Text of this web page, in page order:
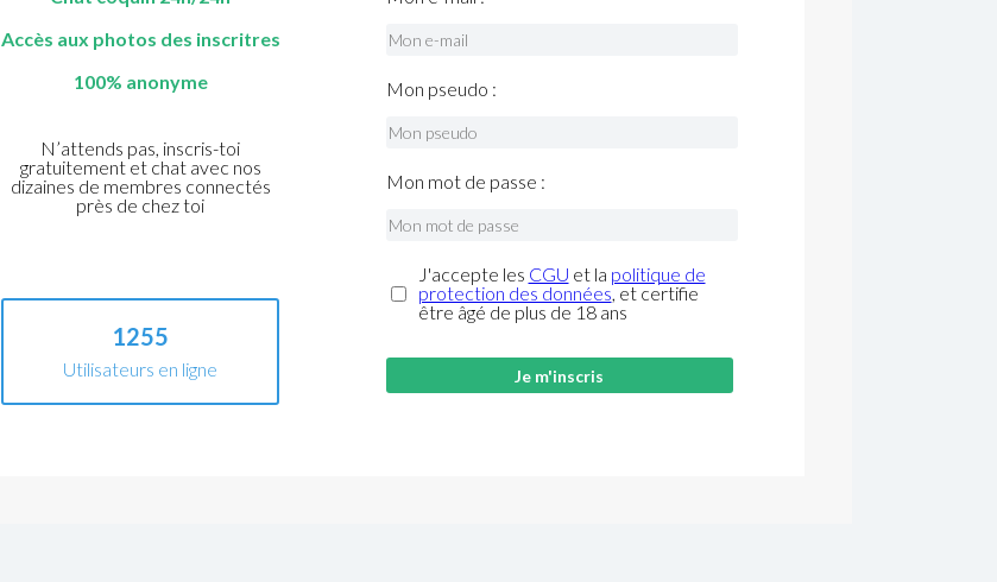
Accès aux photos des inscritres
100% anonyme
N’attends pas, inscris-toi
gratuitement et chat avec nos
dizaines de membres connectés
près de chez toi
1255
Utilisateurs en ligne
Mon pseudo :
Mon mot de passe :
J'accepte les CGU et la politique de
protection des données, et certifie
être âgé de plus de 18 ans